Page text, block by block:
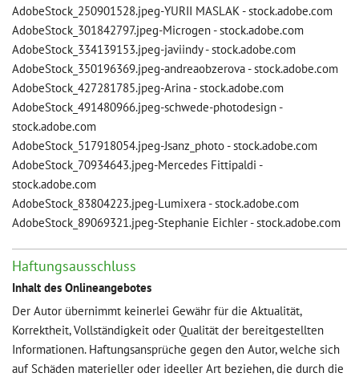
AdobeStock_250901528.jpeg-YURII MASLAK - stock.adobe.com
AdobeStock_301842797.jpeg-Microgen - stock.adobe.com
AdobeStock_334139153.jpeg-javiindy - stock.adobe.com
AdobeStock_350196369.jpeg-andreaobzerova - stock.adobe.com
AdobeStock_427281785.jpeg-Arina - stock.adobe.com
AdobeStock_491480966.jpeg-schwede-photodesign -
stock.adobe.com
AdobeStock_517918054.jpeg-Jsanz_photo - stock.adobe.com
AdobeStock_70934643.jpeg-Mercedes Fittipaldi -
stock.adobe.com
AdobeStock_83804223.jpeg-Lumixera - stock.adobe.com
AdobeStock_89069321.jpeg-Stephanie Eichler - stock.adobe.com
Haftungsausschluss
Inhalt des Onlineangebotes
Der Autor übernimmt keinerlei Gewähr für die Aktualität,
Korrektheit, Vollständigkeit oder Qualität der bereitgestellten
Informationen. Haftungsansprüche gegen den Autor, welche sich
auf Schäden materieller oder ideeller Art beziehen, die durch die